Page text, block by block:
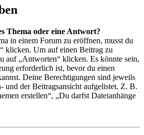
Thema oder eine Antwort?
in einem Forum zu eröffnen, musst du
klicken. Um auf einen Beitrag zu
auf „Antworten“ klicken. Es könnte sein,
erforderlich ist, bevor du einen
Deine Berechtigungen sind jeweils
und der Beitragsansicht aufgelistet. Z. B.
erstellen“, „Du darfst Dateianhänge